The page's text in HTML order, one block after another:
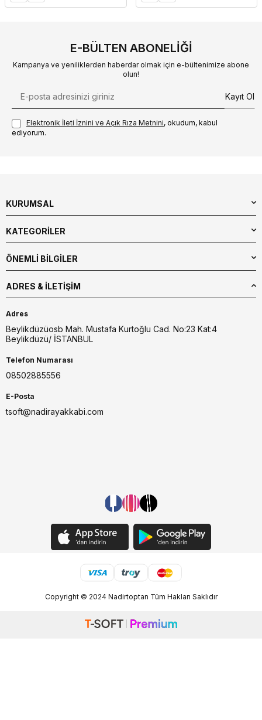
E-BÜLTEN ABONELIĞI
Kampanya ve yeniliklerden haberdar olmak için e-bültenimize abone
olun!
Kayıt Ol
Elektronik İleti İzni‌ni ve Açık Rıza Metni‌ni, okudum, kabul
ediyorum.
KURUMSAL
KATEGORİLER
ÖNEMLİ BİLGİLER
ADRES & İLETIŞIM
Adres
Beylikdüzüosb Mah. Mustafa Kurtoğlu Cad. No:23 Kat:4
Beylikdüzü/ İSTANBUL
Telefon Numarası
08502885556
E-Posta
tsoft@nadirayakkabi.com
Copyright © 2024 Nadirtoptan Tüm Hakları Saklıdır